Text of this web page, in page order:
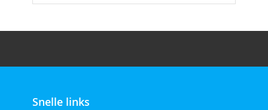
Snelle links